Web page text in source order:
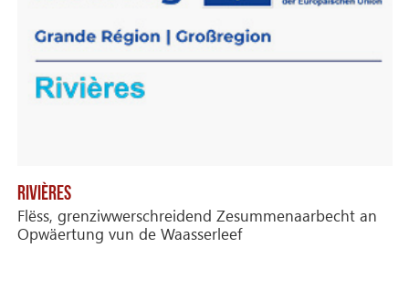
RIVIÈRES
Flëss, grenziwwerschreidend Zesummenaarbecht an
Opwäertung vun de Waasserleef